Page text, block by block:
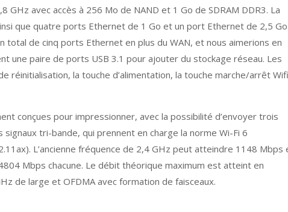
avec accès à 256 Mo de NAND et 1 Go de SDRAM DDR3. La
que quatre ports Ethernet de 1 Go et un port Ethernet de 2,5
total de cinq ports Ethernet en plus du WAN, et nous aimerions en
une paire de ports USB 3.1 pour ajouter du stockage réseau. Les
réinitialisation, la touche d’alimentation, la touche marche/arrêt Wifi
conçues pour impressionner, avec la possibilité d’envoyer trois
tri-bande, qui prennent en charge la norme Wi-Fi 6
L’ancienne fréquence de 2,4 GHz peut atteindre 1148 Mbps
Mbps chacune. Le débit théorique maximum est atteint en
de large et OFDMA avec formation de faisceaux.